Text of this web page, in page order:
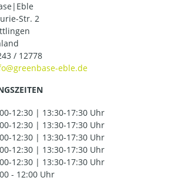
Str. 2
/ 12778
12:30 | 13:30-17:30 Uhr
12:30 | 13:30-17:30 Uhr
12:30 | 13:30-17:30 Uhr
12:30 | 13:30-17:30 Uhr
12:30 | 13:30-17:30 Uhr
- 12:00 Uhr